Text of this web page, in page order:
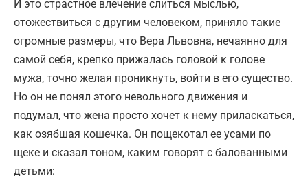
И это страстное влечение слиться мыслью,
отожествиться с другим человеком, приняло такие
огромные размеры, что Вера Львовна, нечаянно для
самой себя, крепко прижалась головой к голове
мужа, точно желая проникнуть, войти в его существо.
Но он не понял этого невольного движения и
подумал, что жена просто хочет к нему приласкаться,
как озябшая кошечка. Он пощекотал ее усами по
щеке и сказал тоном, каким говорят с балованными
детьми: